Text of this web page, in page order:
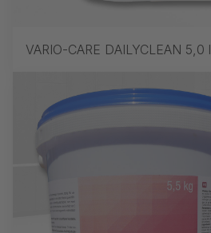
VARIO-CARE DAILYCLEAN 5,0 l